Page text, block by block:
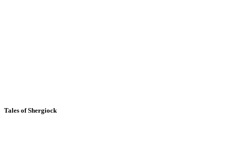
Tales of Shergiock